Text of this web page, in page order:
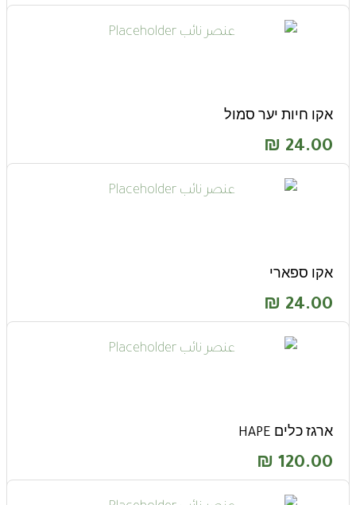
אקו חיות יער סמול
24.00
₪
אקו ספארי
24.00
₪
ארגז כלים HAPE
120.00
₪